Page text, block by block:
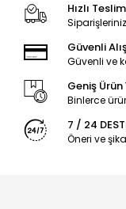
Hızlı
Güvenli
Güvenli ve
Geniş
Binlerce
7 / 24
Öneri ve